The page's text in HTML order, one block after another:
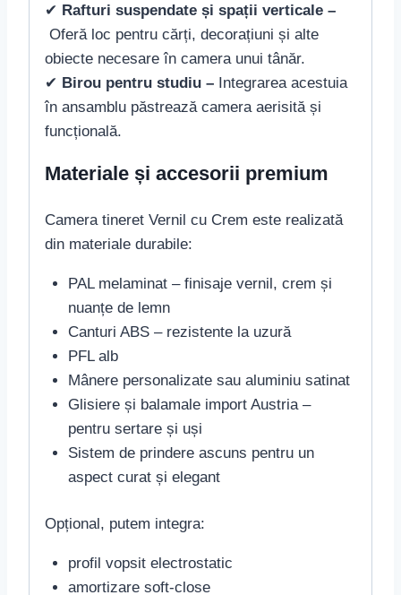
✔ Rafturi suspendate și spații verticale –
Oferă loc pentru cărți, decorațiuni și alte
obiecte necesare în camera unui tânăr.
✔ Birou pentru studiu – Integrarea acestuia
în ansamblu păstrează camera aerisită și
funcțională.
Materiale și accesorii premium
Camera tineret Vernil cu Crem este realizată
din materiale durabile:
PAL melaminat – finisaje vernil, crem și
nuanțe de lemn
Canturi ABS – rezistente la uzură
PFL alb
Mânere personalizate sau aluminiu satinat
Glisiere și balamale import Austria –
pentru sertare și uși
Sistem de prindere ascuns pentru un
aspect curat și elegant
Opțional, putem integra:
profil vopsit electrostatic
amortizare soft-close